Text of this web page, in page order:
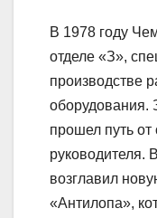
В 1978 году
отделе «З»,
производстве
оборудования.
прошел путь
руководителя.
возглавил
«Антилопа»,